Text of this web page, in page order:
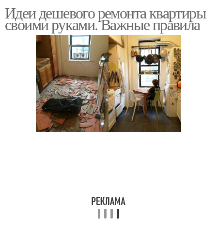
Идеи дешевого ремонта квартиры
своими руками. Важные правила